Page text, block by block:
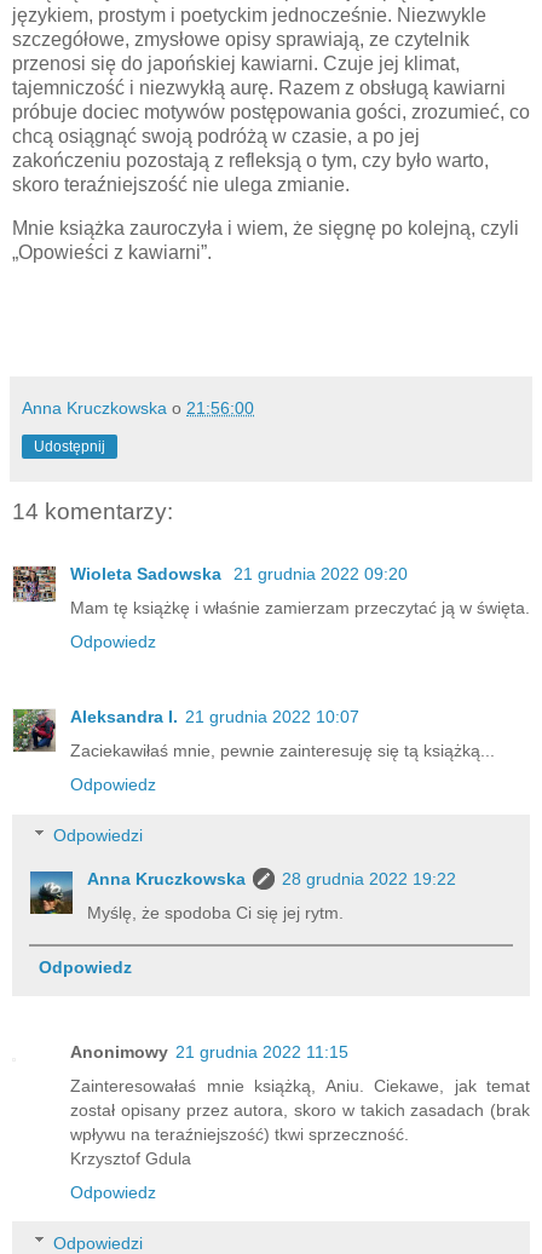
językiem, prostym i poetyckim jednocześnie. Niezwykle
szczegółowe, zmysłowe opisy sprawiają, ze czytelnik
przenosi się do japońskiej kawiarni. Czuje jej klimat,
tajemniczość i niezwykłą aurę. Razem z obsługą kawiarni
próbuje dociec motywów postępowania gości, zrozumieć, co
chcą osiągnąć swoją podróżą w czasie, a po jej
zakończeniu pozostają z refleksją o tym, czy było warto,
skoro teraźniejszość nie ulega zmianie.
Mnie książka zauroczyła i wiem, że sięgnę po kolejną, czyli
„Opowieści z kawiarni”.
Anna Kruczkowska o 21:56:00
Udostępnij
14 komentarzy:
Wioleta Sadowska
21 grudnia 2022 09:20
Mam tę książkę i właśnie zamierzam przeczytać ją w święta.
Odpowiedz
Aleksandra I. 21 grudnia 2022 10:07
Zaciekawiłaś mnie, pewnie zainteresuję się tą książką...
Odpowiedz
Odpowiedzi
Anna Kruczkowska
28 grudnia 2022 19:22
Myślę, że spodoba Ci się jej rytm.
Odpowiedz
Anonimowy 21 grudnia 2022 11:15
Zainteresowałaś mnie książką, Aniu. Ciekawe, jak temat
został opisany przez autora, skoro w takich zasadach (brak
wpływu na teraźniejszość) tkwi sprzeczność.
Krzysztof Gdula
Odpowiedz
Odpowiedzi